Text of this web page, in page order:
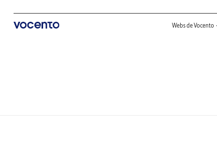
Webs de Vocento